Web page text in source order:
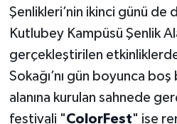
Şenlikleri’nin ikinci günü de
Kutlubey Kampüsü Şenlik
gerçekleştirilen
Sokağı’nı gün boyunca boş
alanına kurulan sahnede
festivali "ColorFest" ise